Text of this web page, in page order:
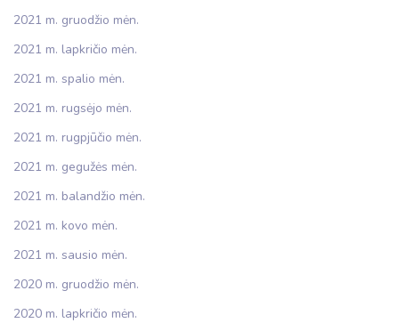
2021 m. gruodžio mėn.
2021 m. lapkričio mėn.
2021 m. spalio mėn.
2021 m. rugsėjo mėn.
2021 m. rugpjūčio mėn.
2021 m. gegužės mėn.
2021 m. balandžio mėn.
2021 m. kovo mėn.
2021 m. sausio mėn.
2020 m. gruodžio mėn.
2020 m. lapkričio mėn.